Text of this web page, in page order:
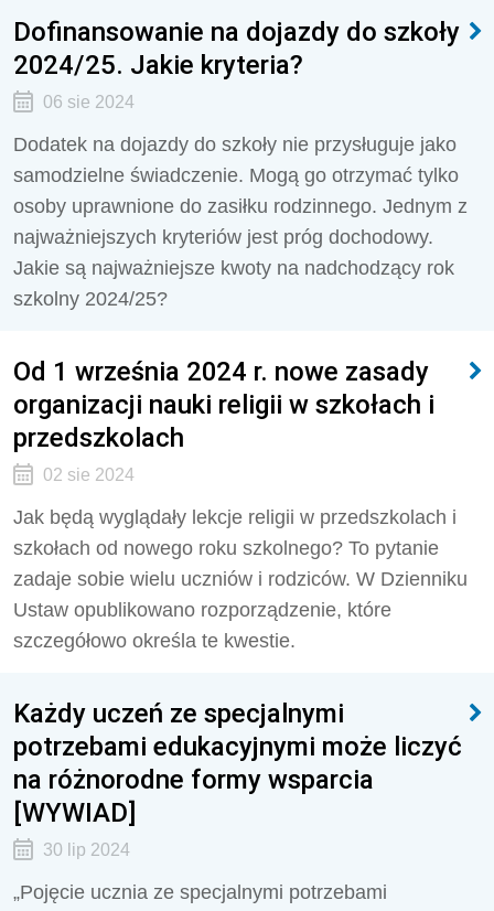
Dofinansowanie na dojazdy do szkoły
2024/25. Jakie kryteria?
06 sie 2024
Dodatek na dojazdy do szkoły nie przysługuje jako
samodzielne świadczenie. Mogą go otrzymać tylko
osoby uprawnione do zasiłku rodzinnego. Jednym z
najważniejszych kryteriów jest próg dochodowy.
Jakie są najważniejsze kwoty na nadchodzący rok
szkolny 2024/25?
Od 1 września 2024 r. nowe zasady
organizacji nauki religii w szkołach i
przedszkolach
02 sie 2024
Jak będą wyglądały lekcje religii w przedszkolach i
szkołach od nowego roku szkolnego? To pytanie
zadaje sobie wielu uczniów i rodziców. W Dzienniku
Ustaw opublikowano rozporządzenie, które
szczegółowo określa te kwestie.
Każdy uczeń ze specjalnymi
potrzebami edukacyjnymi może liczyć
na różnorodne formy wsparcia
[WYWIAD]
30 lip 2024
„Pojęcie ucznia ze specjalnymi potrzebami